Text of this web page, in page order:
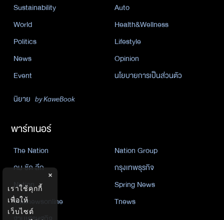
Sustainability
Auto
World
Health&Wellness
Politics
Lifestyle
News
Opinion
Event
นโยบายการเป็นส่วนตัว
นิยาย by KaweBook
พาร์ทเนอร์
The Nation
Nation Group
คม ชัด ลึก
กรุงเทพธุรกิจ
Nation
Spring News
Thainewsonline
Tnews
×
เราใช้คุกกี้
เพื่อให้
เว็บไซต์